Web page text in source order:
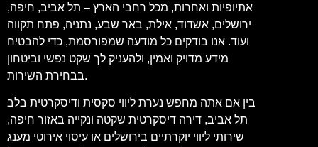
אתיופיות ואחרות, מכל רחבי הארץ – תל אביב, חיפה,
ירושלים, אשדוד, אילת, באר שבע, נתניה, פתח תקווה
ועוד. אנו בודקים כל מודעה שמפורסמת, כדי להבטיח
מידע מדויק ואמין, ולהעניק לך שקט נפשי וביטחון
בבחירת השירות.
בין אם אתה מחפש נערת ליווי סקסית ודיסקרטית בלב
תל אביב, דירה דיסקרטית שקטה ונקייה באזור חיפה,
שירותי ליווי יוקרתיים בירושלים או עיסוי אירוטי מענג